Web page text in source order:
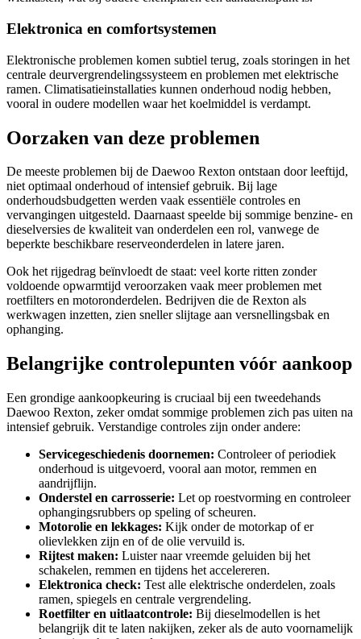
Elektronica en comfortsystemen
Elektronische problemen komen subtiel terug, zoals storingen in het
centrale deurvergrendelingssysteem en problemen met elektrische
ramen. Climatisatieinstallaties kunnen onderhoud nodig hebben,
vooral in oudere modellen waar het koelmiddel is verdampt.
Oorzaken van deze problemen
De meeste problemen bij de Daewoo Rexton ontstaan door leeftijd,
niet optimaal onderhoud of intensief gebruik. Bij lage
onderhoudsbudgetten werden vaak essentiële controles en
vervangingen uitgesteld. Daarnaast speelde bij sommige benzine- en
dieselversies de kwaliteit van onderdelen een rol, vanwege de
beperkte beschikbare reserveonderdelen in latere jaren.
Ook het rijgedrag beïnvloedt de staat: veel korte ritten zonder
voldoende opwarmtijd veroorzaken vaak meer problemen met
roetfilters en motoronderdelen. Bedrijven die de Rexton als
werkwagen inzetten, zien sneller slijtage aan versnellingsbak en
ophanging.
Belangrijke controlepunten vóór aankoop
Een grondige aankoopkeuring is cruciaal bij een tweedehands
Daewoo Rexton, zeker omdat sommige problemen zich pas uiten na
intensief gebruik. Verstandige controles zijn onder andere:
Servicegeschiedenis doornemen: Controleer of periodiek
onderhoud is uitgevoerd, vooral aan motor, remmen en
aandrijflijn.
Onderstel en carrosserie: Let op roestvorming en controleer
ophangingsrubbers op speling of scheuren.
Motorolie en lekkages: Kijk onder de motorkap of er
olievlekken zijn en of de olie vervuild is.
Rijtest maken: Luister naar vreemde geluiden bij het
schakelen, remmen en tijdens het accelereren.
Elektronica check: Test alle elektrische onderdelen, zoals
ramen, spiegels en centrale vergrendeling.
Roetfilter en uitlaatcontrole: Bij dieselmodellen is het
belangrijk dit te laten nakijken, zeker als de auto voornamelijk